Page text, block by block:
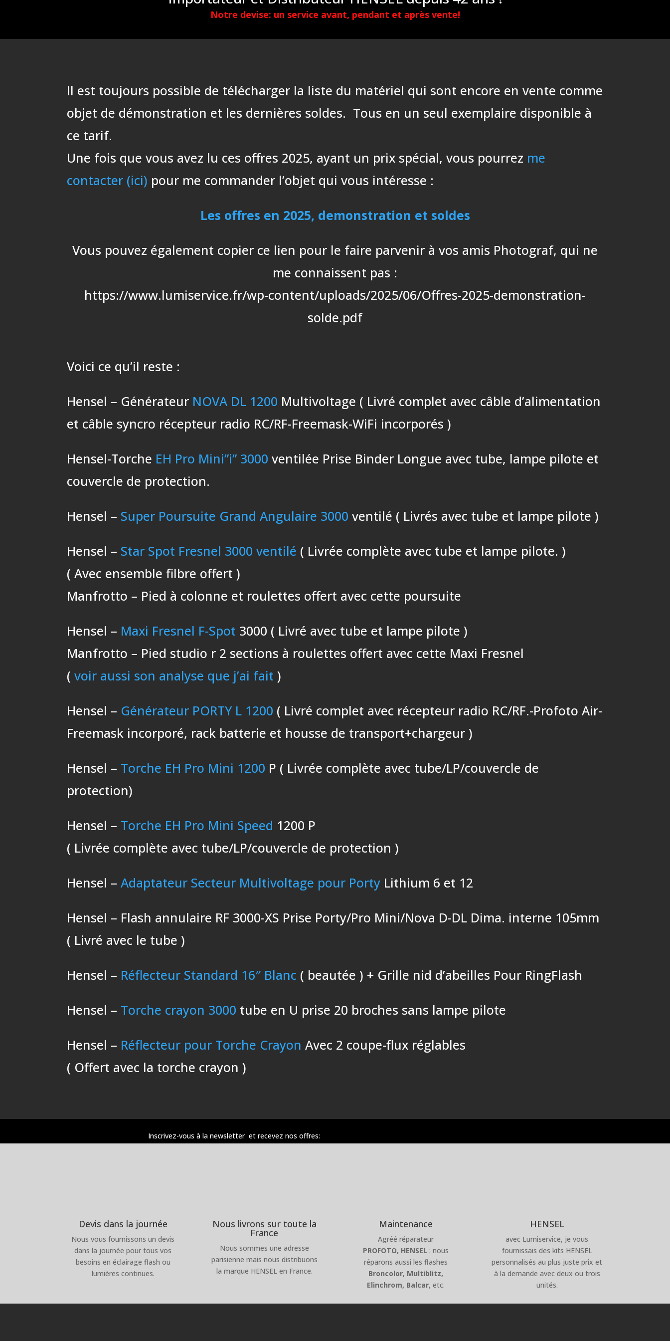
Notre devise: un service avant, pendant et après vente!
Il est toujours possible de télécharger la liste du matériel qui sont encore en vente comme
objet de démonstration et les dernières soldes. Tous en un seul exemplaire disponible à
ce tarif.
Une fois que vous avez lu ces offres 2025, ayant un prix spécial, vous pourrez me
contacter (ici) pour me commander l’objet qui vous intéresse :
Les offres en 2025, demonstration et soldes
Vous pouvez également copier ce lien pour le faire parvenir à vos amis Photograf, qui ne
me connaissent pas :
https://www.lumiservice.fr/wp-content/uploads/2025/06/Offres-2025-demonstration-
solde.pdf
Voici ce qu’il reste :
Hensel – Générateur NOVA DL 1200 Multivoltage ( Livré complet avec câble d’alimentation
et câble syncro récepteur radio RC/RF-Freemask-WiFi incorporés )
Hensel-Torche EH Pro Mini”i” 3000 ventilée Prise Binder Longue avec tube, lampe pilote et
couvercle de protection.
Hensel – Super Poursuite Grand Angulaire 3000 ventilé ( Livrés avec tube et lampe pilote )
Hensel – Star Spot Fresnel 3000 ventilé ( Livrée complète avec tube et lampe pilote. )
( Avec ensemble filbre offert )
Manfrotto – Pied à colonne et roulettes offert avec cette poursuite
Hensel – Maxi Fresnel F-Spot 3000 ( Livré avec tube et lampe pilote )
Manfrotto – Pied studio r 2 sections à roulettes offert avec cette Maxi Fresnel
(voir aussi son analyse que j’ai fait )
Hensel – Générateur PORTY L 1200 ( Livré complet avec récepteur radio RC/RF.-Profoto Air-
Freemask incorporé, rack batterie et housse de transport+chargeur )
Hensel – Torche EH Pro Mini 1200 P ( Livrée complète avec tube/LP/couvercle de
protection)
Hensel – Torche EH Pro Mini Speed 1200 P
( Livrée complète avec tube/LP/couvercle de protection )
Hensel –Adaptateur Secteur Multivoltage pour Porty Lithium 6 et 12
Hensel – Flash annulaire RF 3000-XS Prise Porty/Pro Mini/Nova D-DL Dima. interne 105mm
( Livré avec le tube )
Hensel – Réflecteur Standard 16″ Blanc ( beautée ) + Grille nid d’abeilles Pour RingFlash
Hensel – Torche crayon 3000 tube en U prise 20 broches sans lampe pilote
Hensel – Réflecteur pour Torche Crayon Avec 2 coupe-flux réglables
( Offert avec la torche crayon )
Inscrivez-vous à la newsletter et recevez nos offres:
Devis dans la journée
Nous vous fournissons un devis
dans la journée pour tous vos
besoins en éclairage flash ou
lumières continues.
Nous livrons sur toute la
France
Nous sommes une adresse
parisienne mais nous distribuons
la marque HENSEL en France.
Maintenance
Agréé réparateur
PROFOTO, HENSEL : nous
réparons aussi les flashes
Broncolor, Multiblitz,
Elinchrom, Balcar, etc.
HENSEL
avec Lumiservice, je vous
fournissais des kits HENSEL
personnalisés au plus juste prix et
à la demande avec deux ou trois
unités.